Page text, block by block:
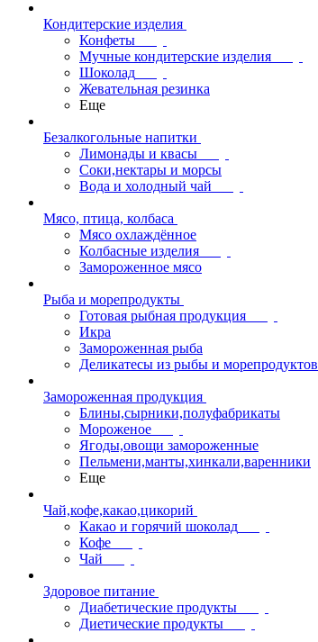
Кондитерские изделия
Конфеты
Мучные кондитерские изделия
Шоколад
Жевательная резинка
Еще
Безалкогольные напитки
Лимонады и квасы
Соки,нектары и морсы
Вода и холодный чай
Мясо, птица, колбаса
Мясо охлаждённое
Колбасные изделия
Замороженное мясо
Рыба и морепродукты
Готовая рыбная продукция
Икра
Замороженная рыба
Деликатесы из рыбы и морепродуктов
Замороженная продукция
Блины,сырники,полуфабрикаты
Мороженое
Ягоды,овощи замороженные
Пельмени,манты,хинкали,варенники
Еще
Чай,кофе,какао,цикорий
Какао и горячий шоколад
Кофе
Чай
Здоровое питание
Диабетические продукты
Диетические продукты